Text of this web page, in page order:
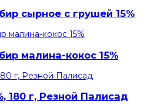
сырное с грушей 15%
малина-кокос 15%
180 г, Резной Палисад